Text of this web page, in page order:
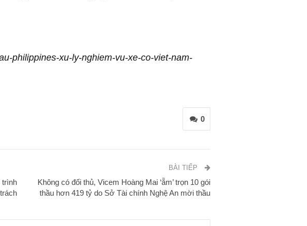
philippines-xu-ly-nghiem-vu-xe-co-viet-nam-
0
trình
BÀI TIẾP
Không có đối thủ, Vicem Hoàng Mai ‘ẵm’ trọn 10 gói
thầu hơn 419 tỷ do Sở Tài chính Nghệ An mời thầu